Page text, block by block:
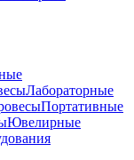
Лабораторные
Портативные
Ювелирные